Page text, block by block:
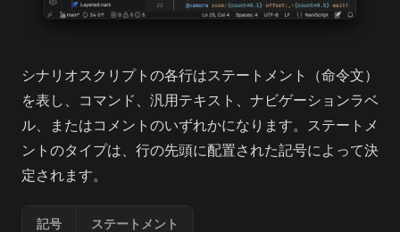
シナリオスクリプトの各行はステートメント（命令文）
を表し、コマンド、汎用テキスト、ナビゲーションラベ
ル、またはコメントのいずれかになります。ステートメ
ントのタイプは、行の先頭に配置された記号によって決
定されます。
記号 ステートメント